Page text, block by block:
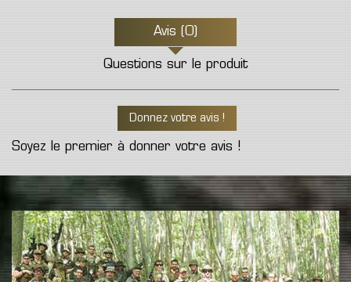
Avis (0)
Questions sur le produit
Donnez votre avis !
Soyez le premier à donner votre avis !